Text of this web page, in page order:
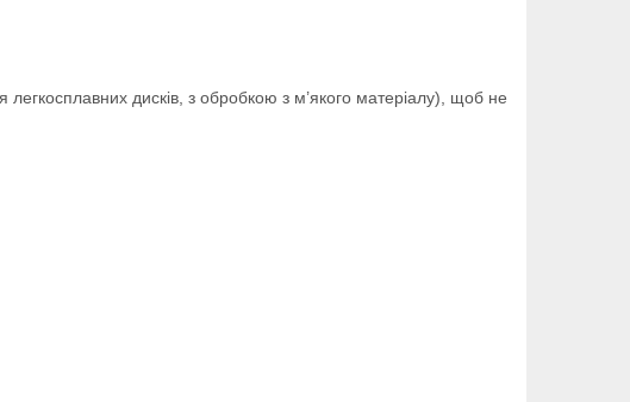
дисків, з обробкою з м’якого матеріалу), щоб не